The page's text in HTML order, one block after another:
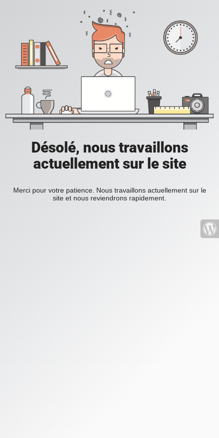
Désolé, nous travaillons
actuellement sur le site
Merci pour votre patience. Nous travaillons actuellement sur le
site et nous reviendrons rapidement.